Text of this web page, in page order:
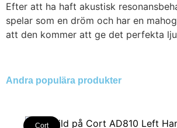
Efter att ha haft akustisk
spelar som en dröm och har en
att den kommer att ge det perfekta
Andra populära produkter
Cort